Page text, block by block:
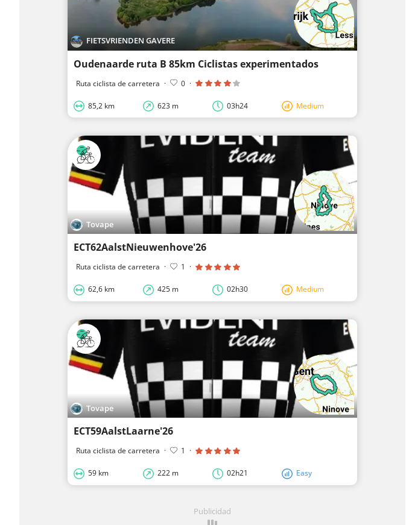
FIETSVRIENDEN GAVERE
Oudenaarde ruta B 85km Ciclistas experimentados
Ruta ciclista de carretera · 0 ·
85,2 km 623 m 03h24 Medium
Tovape
ECT62AalstNieuwenhove'26
Ruta ciclista de carretera · 1 ·
62,6 km 425 m 02h30 Medium
Tovape
ECT59AalstLaarne'26
Ruta ciclista de carretera · 1 ·
59 km 222 m 02h21 Easy
Publicidad